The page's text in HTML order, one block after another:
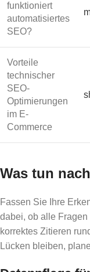
funktioniert
automatisiertes
SEO?
Vorteile
technischer
SEO-
Optimierungen
im E-
Commerce
Was tun
Fassen Sie Ihre
dabei, ob alle
korrektes Zitieren
Lücken bleiben,